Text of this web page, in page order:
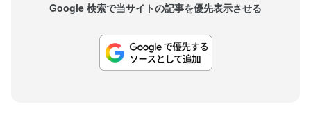
Google 検索で当サイトの記事を優先表示させる